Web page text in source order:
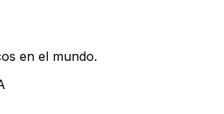
en el mundo.